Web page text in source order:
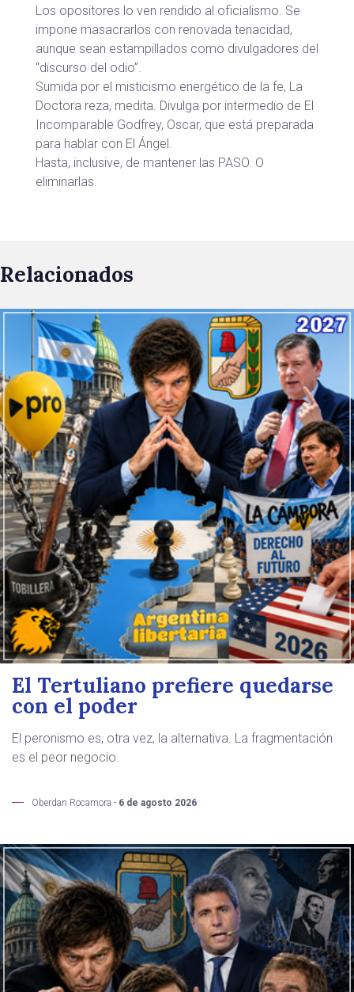
Los opositores lo ven rendido al oficialismo. Se
impone masacrarlos con renovada tenacidad,
aunque sean estampillados como divulgadores del
“discurso del odio”.
Sumida por el misticismo energético de la fe, La
Doctora reza, medita. Divulga por intermedio de El
Incomparable Godfrey, Oscar, que está preparada
para hablar con El Ángel.
Hasta, inclusive, de mantener las PASO. O
eliminarlas.
Relacionados
El Tertuliano prefiere quedarse
con el poder
El peronismo es, otra vez, la alternativa. La fragmentación
es el peor negocio.
Oberdan Rocamora - 6 de agosto 2026